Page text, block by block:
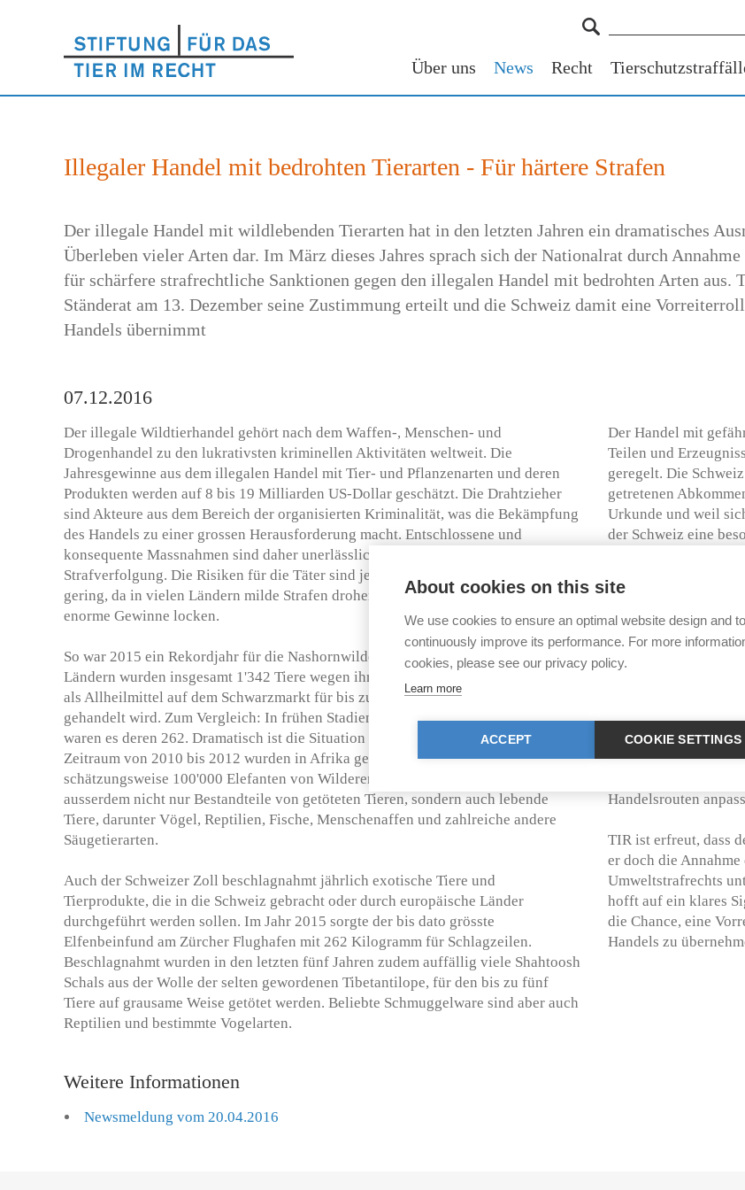
Über uns News Recht
Illegaler Handel mit bedrohten Tierarten - Für härtere Strafen
Der illegale Handel mit wildlebenden Tierarten hat in den letzten Jahren ein dramatisches
Überleben vieler Arten dar. Im März dieses Jahres sprach sich der Nationalrat durch Annahme
für schärfere strafrechtliche Sanktionen gegen den illegalen Handel mit bedrohten Arten aus.
Ständerat am 13. Dezember seine Zustimmung erteilt und die Schweiz damit eine
Handels übernimmt
07.12.2016
Der illegale Wildtierhandel gehört nach dem Waffen-, Menschen- und
Drogenhandel zu den lukrativsten kriminellen Aktivitäten weltweit. Die
Jahresgewinne aus dem illegalen Handel mit Tier- und Pflanzenarten und deren
Produkten werden auf 8 bis 19 Milliarden US-Dollar geschätzt. Die Drahtzieher
sind Akteure aus dem Bereich der organisierten Kriminalität, was die Bekämpfung
des Handels zu einer grossen Herausforderung macht. Entschlossene und
konsequente Massnahmen sind daher unerlässlich – das gilt v.a. im Bereich der
Strafverfolgung. Die Risiken für die Täter sind jedoch vielfach noch immer
gering, da in vielen Ländern milde Strafen drohen, während auf der anderen Seite
enorme Gewinne locken.
So war 2015 ein Rekordjahr für die Nashornwilderei. In sieben afrikanischen
Ländern wurden insgesamt 1'342 Tiere wegen ihres Horns gewildert, das in Asien
als Allheilmittel auf dem Schwarzmarkt für bis zu 60'000 Dollar pro Kilogramm
gehandelt wird. Zum Vergleich: In frühen Stadien der Krise, etwa im Jahr 2008,
waren es deren 262. Dramatisch ist die Situation auch für die Elefanten. Im
Zeitraum von 2010 bis 2012 wurden in Afrika gemäss einer Studie
schätzungsweise 100'000 Elefanten von Wilderern getötet. Geschmuggelt werden
ausserdem nicht nur Bestandteile von getöteten Tieren, sondern auch lebende
Tiere, darunter Vögel, Reptilien, Fische, Menschenaffen und zahlreiche andere
Säugetierarten.
Auch der Schweizer Zoll beschlagnahmt jährlich exotische Tiere und
Tierprodukte, die in die Schweiz gebracht oder durch europäische Länder
durchgeführt werden sollen. Im Jahr 2015 sorgte der bis dato grösste
Elfenbeinfund am Zürcher Flughafen mit 262 Kilogramm für Schlagzeilen.
Beschlagnahmt wurden in den letzten fünf Jahren zudem auffällig viele Shahtoosh
Schals aus der Wolle der selten gewordenen Tibetantilope, für den bis zu fünf
Tiere auf grausame Weise getötet werden. Beliebte Schmuggelware sind aber auch
Reptilien und bestimmte Vogelarten.
Der Handel mit
Teilen und
geregelt. Die
getretenen
Urkunde und weil
der Schweiz eine
Verantwortung bei
Die Entwicklung des
organisierten
berücksichtigt
Freiheitsstrafen bis
möglich. Diese
ausgeschöpft
falsche Signale an
Vergleich sind die
Kriminelle Banden
Handelsrouten
TIR ist erfreut, dass
er doch die
Umweltstrafrechts
hofft auf ein klares
die Chance, eine
Handels zu
Weitere Informationen
Newsmeldung vom 20.04.2016
About cookies on this site
We use cookies to ensure an optimal website design and to
continuously improve its performance. For more
cookies, please see our privacy policy.
Learn more
ACCEPT COOKIE SETTINGS